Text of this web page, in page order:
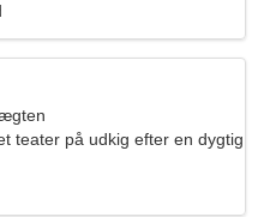
teater på udkig efter en dygtig